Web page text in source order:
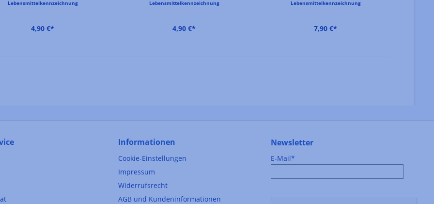
Lebensmittelkennzeichnung
4,90 €*
Lebensmittelkennzeichnung
4,90 €*
Lebensmittelkennzeichnung
7,90 €*
Informationen
Cookie-Einstellungen
Impressum
Widerrufsrecht
AGB und Kundeninformationen
Newsletter
E-Mail*